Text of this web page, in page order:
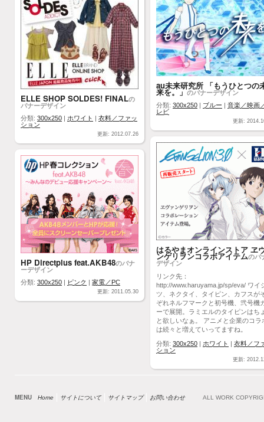
au未来研究所 「もうひとつの
来を。」のバナーデザイン
分類: 300x250 ブルー
音楽／映画
レビ
更新:
ELLE SHOP SOLDES! FINALの
バナーデザイン
分類: 300x250 ホワイト
衣料／ファッ
ション
更新: 2012.07.26
はるやまオンラインストア ヱ
ンゲリヲンコラボアイテムのバ
デザイン
リンク先：
http://www.haruyama.jp/sp/eva/ ワイ
ツ、ネクタイ、タイピン、カフスが
ぞれネルフマークと初号機、弐号機
ーで展開。ラミエルのタイピンはち
と欲しいなぁ。 アニメと企業のコラ
は続々と増えていってますね。
分類: 300x250 ホワイト
衣料／フ
ション
更新:
HP Directplus feat.AKB48のバナ
ーデザイン
分類: 300x250 ピンク 家電／PC
更新: 2011.05.30
MENU Home サイトについて サイトマップ お問い合わせ ALL WORK